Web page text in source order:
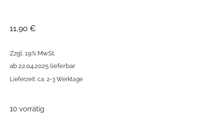
11,90 €
Zzgl. 19% MwSt.
ab 22.04.2025 lieferbar
Lieferzeit: ca. 2-3 Werktage
10 vorrätig